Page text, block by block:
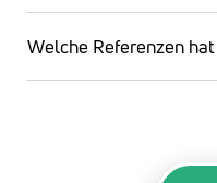
Welche Referenzen